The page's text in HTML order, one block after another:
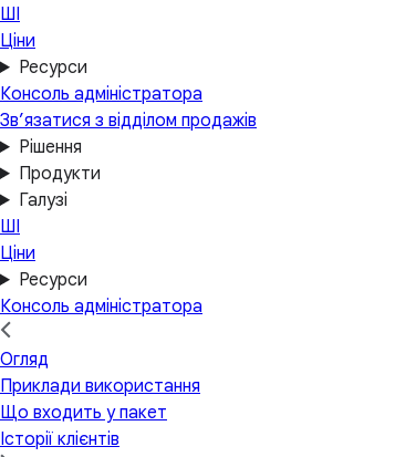
ШІ
Ціни
Ресурси
Консоль адміністратора
Зв’язатися з відділом продажів
Рішення
Продукти
Галузі
ШІ
Ціни
Ресурси
Консоль адміністратора
Огляд
Приклади використання
Що входить у пакет
Історії клієнтів